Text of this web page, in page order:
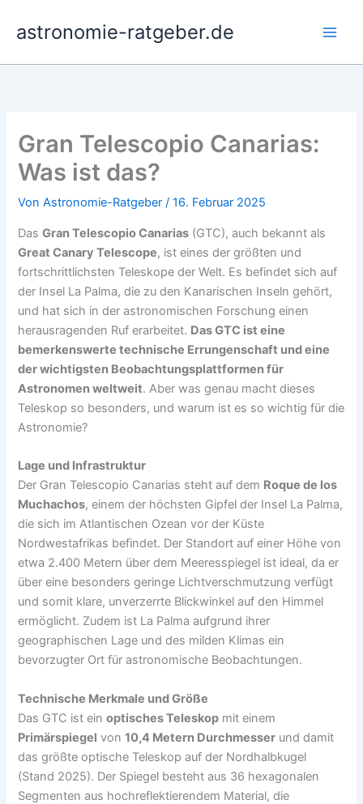
Inhaltastronomie-ratgeber.de
Gran Telescopio Canarias:
Was ist das?
VonAstronomie-Ratgeber/16. Februar 2025
DasGran Telescopio Canarias (GTC), auch bekannt als
Great Canary Telescope, ist eines der größten und
fortschrittlichsten Teleskope der Welt. Es befindet sich auf
der Insel La Palma, die zu den Kanarischen Inseln gehört,
und hat sich in der astronomischen Forschung einen
herausragenden Ruf erarbeitet. Das GTC ist eine
bemerkenswerte technische Errungenschaft und eine
der wichtigsten Beobachtungsplattformen für
Astronomen weltweit. Aber was genau macht dieses
Teleskop so besonders, und warum ist es so wichtig für die
Astronomie?
Lage und Infrastruktur
Der Gran Telescopio Canarias steht auf dem Roque de los
Muchachos, einem der höchsten Gipfel der Insel La Palma,
die sich im Atlantischen Ozean vor der Küste
Nordwestafrikas befindet. Der Standort auf einer Höhe von
etwa 2.400 Metern über dem Meeresspiegel ist ideal, da er
über eine besonders geringe Lichtverschmutzung verfügt
und somit klare, unverzerrte Blickwinkel auf den Himmel
ermöglicht. Zudem ist La Palma aufgrund ihrer
geographischen Lage und des milden Klimas ein
bevorzugter Ort für astronomische Beobachtungen.
Technische Merkmale und Größe
Das GTC ist einoptisches Teleskop mit einem
Primärspiegel von10,4 Metern Durchmesser und damit
das größte optische Teleskop auf der Nordhalbkugel
(Stand 2025). Der Spiegel besteht aus 36 hexagonalen
Segmenten aus hochreflektierendem Material, die